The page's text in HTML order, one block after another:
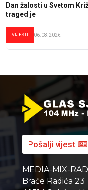
Dan žalosti u Svetom
tragedije
VIJESTI 06.08.2026.
Pošalji vijest
MEDIA-MIX-
Braće Radića 23